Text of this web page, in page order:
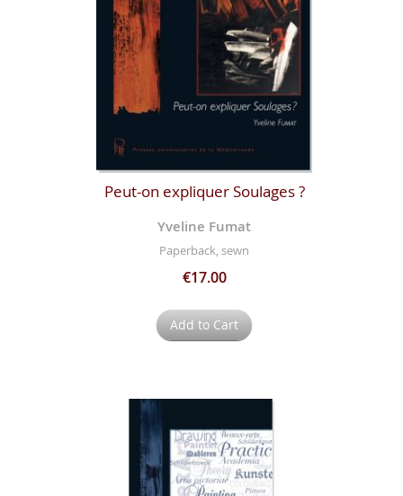
Peut-on expliquer Soulages ?
Yveline Fumat
Paperback, sewn
€17.00
Add to Cart